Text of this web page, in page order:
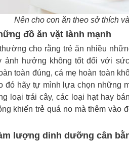
Nên cho con ăn theo sở thích
đồ ăn vặt lành mạnh
cho rằng trẻ ăn nhiều
ảnh hưởng không tốt đối với
toàn đúng, cá mẹ hoàn toàn
đó hãy tự mình lựa chọn những
loại trái cây, các loại hạt hay
khiến trẻ quá no mà thêm vào
lượng dinh dưỡng cân